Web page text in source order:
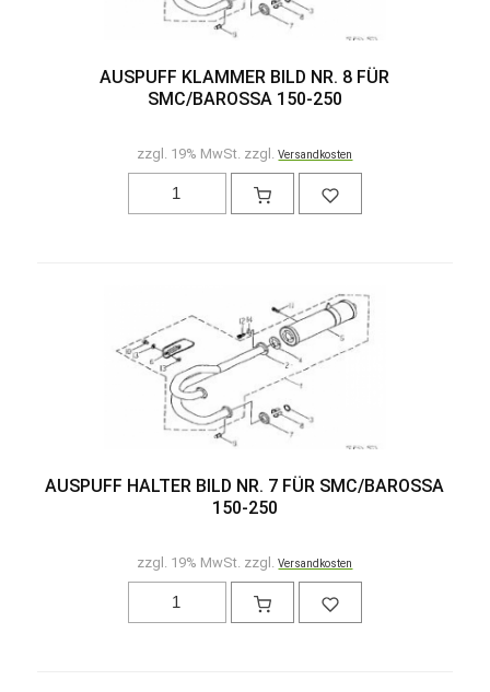
AUSPUFF KLAMMER BILD NR. 8 FÜR
SMC/BAROSSA 150-250
zzgl. 19% MwSt. zzgl.Versandkosten
AUSPUFF HALTER BILD NR. 7 FÜR SMC/BAROSSA
150-250
zzgl. 19% MwSt. zzgl.Versandkosten